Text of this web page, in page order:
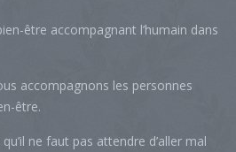
être accompagnant l’humain dans
accompagnons les personnes
être.
ne faut pas attendre d’aller mal